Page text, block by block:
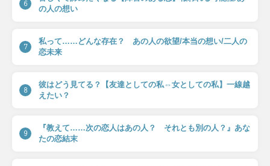
6
の人の想い
7
私って……どんな存在？ あの人の欲望/本当の想い/二人の
恋未来
8
彼はどう見てる？【友達としての私⇔女としての私】一線越
えたい？
9
『教えて……次の恋人はあの人？ それとも別の人？』あな
たの恋結末